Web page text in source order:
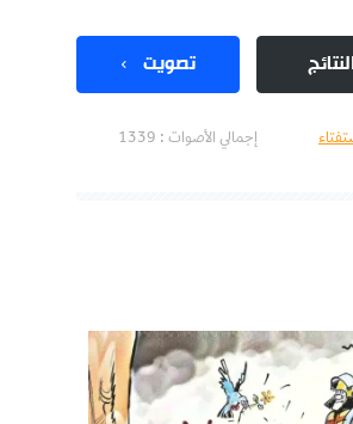
تصويت
إجمالي الأصوات : 1339